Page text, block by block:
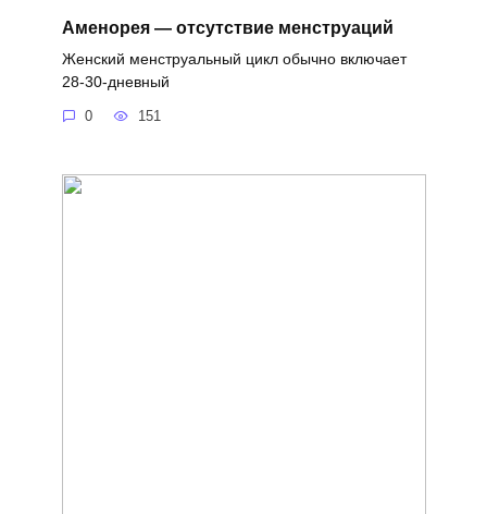
Аменорея — отсутствие менструаций
Женский менструальный цикл обычно включает
28-30-дневный
0 151